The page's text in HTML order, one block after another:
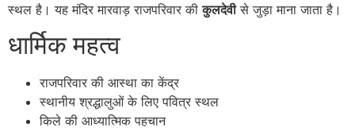
स्थल है। यह मंदिर मारवाड़ राजपरिवार कीकुलदेवीसे जुड़ा माना जाता है।
धार्मिक महत्व
राजपरिवार की आस्था का केंद्र
स्थानीय श्रद्धालुओं के लिए पवित्र स्थल
किले की आध्यात्मिक पहचान